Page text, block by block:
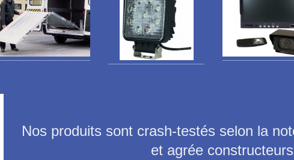
Nos produits sont crash-testés selon la
et agrée